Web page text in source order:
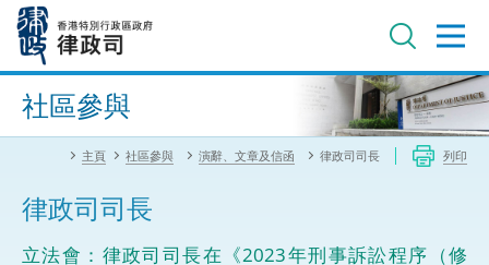
內
進階搜尋
社區參與
主頁 社區參與 演辭、文章及信函 律政司司長 列印
律政司司長
立法會：律政司司長在《2023年刑事訴訟程序（修